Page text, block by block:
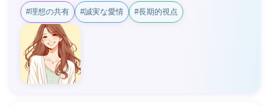
#理想の共有 #誠実な愛情 #長期的視点